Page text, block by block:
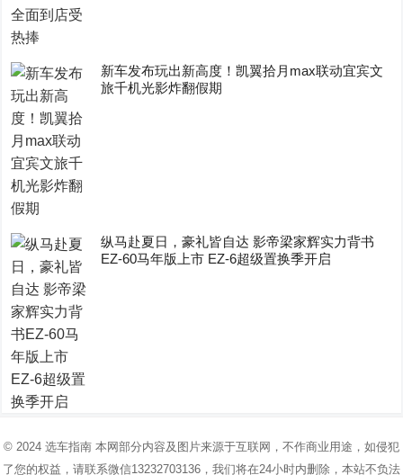
新车发布玩出新高度！凯翼拾月max联动宜宾文
旅千机光影炸翻假期
纵马赴夏日，豪礼皆自达 影帝梁家辉实力背书
EZ-60马年版上市 EZ-6超级置换季开启
© 2024 选车指南本网部分内容及图片来源于互联网，不作商业用途，如侵犯
了您的权益，请联系微信13232703136，我们将在24小时内删除，本站不负法